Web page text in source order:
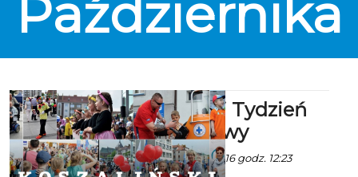
piątek 30 września. Wraz
Patryotami na scenie Clubu 105
Zolen, czyli jak sami Patryoci -
muzycznych światów. Odważnie!
Października
Koszaliński Tydzień
Pozarządowy
Ala - 28 Września 2016 godz. 12:23